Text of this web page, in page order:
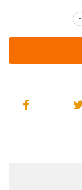
-